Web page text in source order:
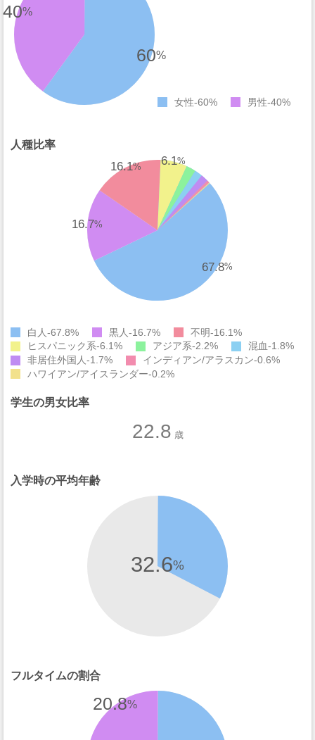
60%
40%
女性 60% 男性 40%
人種比率
67.8%
16.7%
16.1% 6.1%
白人 67.8% 黒人 16.7% 不明 16.1%
ヒスパニック系 6.1% アジア系 2.2% 混血 1.8%
非居住外国人 1.7% インディアン/アラスカン 0.6%
ハワイアン/アイスランダー 0.2%
学生の男女比率
22.8 歳
入学時の平均年齢
32.6%
フルタイムの割合
20.8%